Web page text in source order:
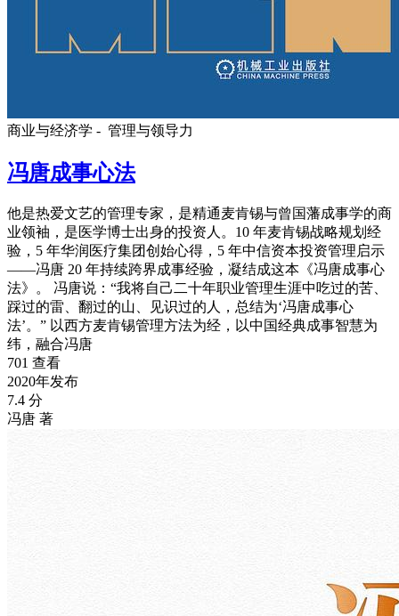
商业与经济学 - 管理与领导力
冯唐成事心法
他是热爱文艺的管理专家，是精通麦肯锡与曾国藩成事学的商
业领袖，是医学博士出身的投资人。10 年麦肯锡战略规划经
验，5 年华润医疗集团创始心得，5 年中信资本投资管理启示
——冯唐 20 年持续跨界成事经验，凝结成这本《冯唐成事心
法》。 冯唐说：“我将自己二十年职业管理生涯中吃过的苦、
踩过的雷、翻过的山、见识过的人，总结为‘冯唐成事心
法’。” 以西方麦肯锡管理方法为经，以中国经典成事智慧为
纬，融合冯唐
701 查看
2020年发布
7.4 分
冯唐 著